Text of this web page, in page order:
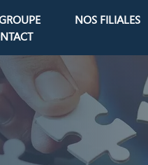
navigation NOS FILIALES